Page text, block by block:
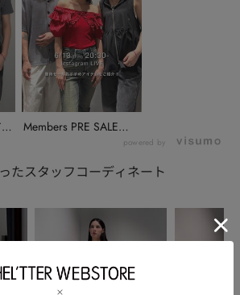
Members PRE SALEの
powered by
たスタッフコーディネート